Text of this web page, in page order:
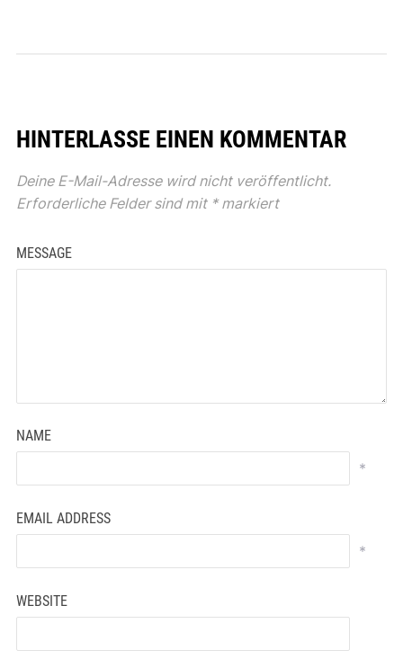
HINTERLASSE EINEN KOMMENTAR
Deine E-Mail-Adresse wird nicht veröffentlicht.
Erforderliche Felder sind mit *markiert
MESSAGE
NAME
*
EMAIL ADDRESS
*
WEBSITE